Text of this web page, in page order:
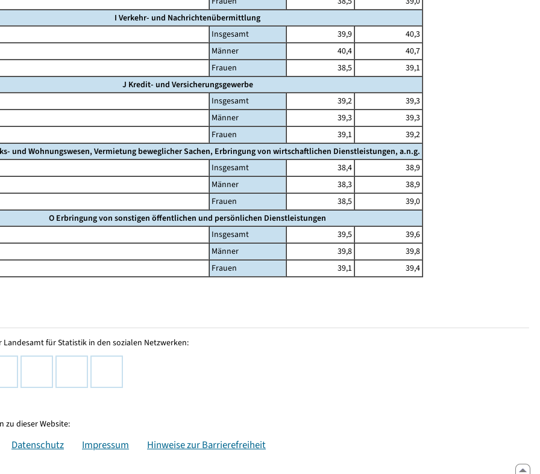
I Verkehr- und Nachrichtenübermittlung
Insgesamt
39,9
40,3
Männer
40,4
40,7
Frauen
38,5
39,1
J Kredit- und Versicherungsgewerbe
Insgesamt
39,2
39,3
Männer
39,3
39,3
Frauen
39,1
39,2
und Wohnungswesen, Vermietung beweglicher Sachen, Erbringung von wirtschaftlichen Dienstleistungen, a.n.g.
Insgesamt
38,4
38,9
Männer
38,3
38,9
Frauen
38,5
39,0
O Erbringung von sonstigen öffentlichen und persönlichen Dienstleistungen
Insgesamt
39,5
39,6
Männer
39,8
39,8
Frauen
39,1 39,4
Landesamt für Statistik in den sozialen Netzwerken:
zu dieser Website:
Datenschutz Impressum Hinweise zur Barrierefreiheit